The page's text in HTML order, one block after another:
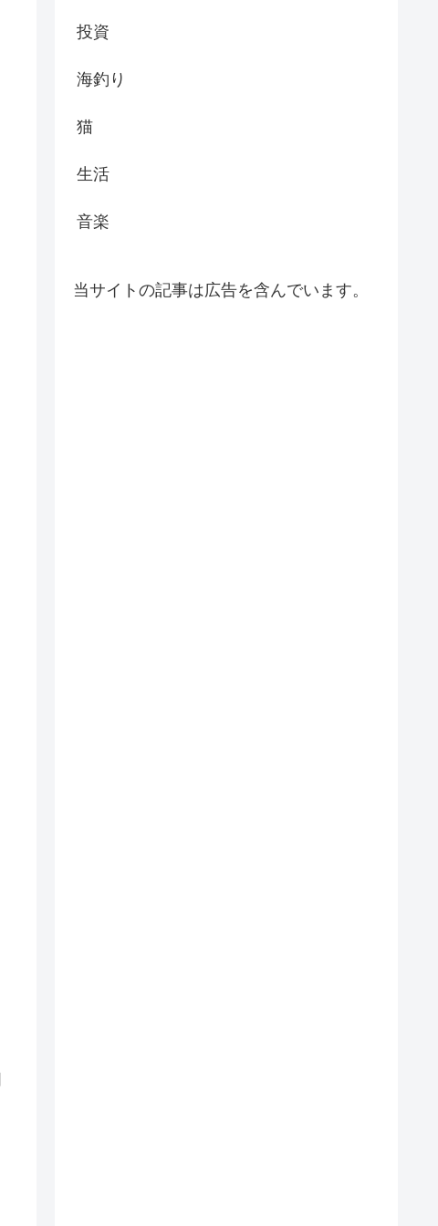
投資
海釣り
猫
生活
音楽
当サイトの記事は広告を含んでいます。